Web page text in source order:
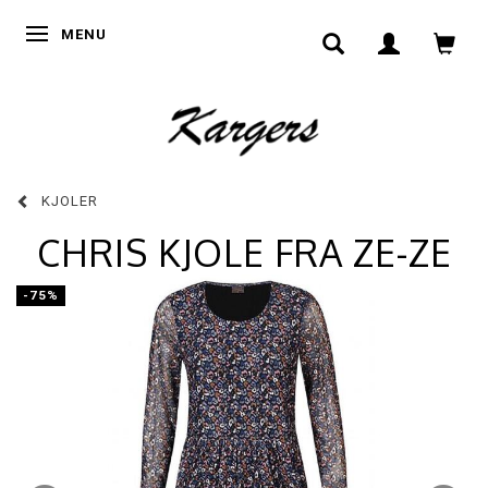
SKIFTE NAVIGATION
MENU
KJOLER
CHRIS KJOLE FRA ZE-ZE
-75%